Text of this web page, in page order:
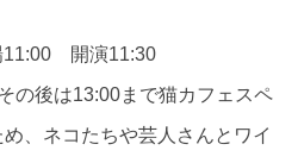
11:00 開演11:30
の後は13:00まで猫カフェスペ
、ネコたちや芸人さんとワイ